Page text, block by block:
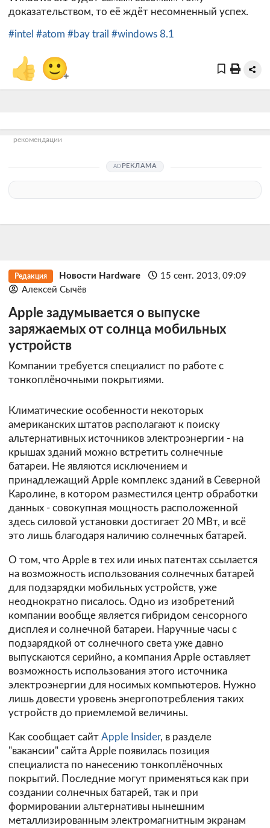
доказательством, то её ждёт несомненный успех.
#intel #atom #bay trail #windows 8.1
👍 🙂+
рекомендации
РЕКЛАМА
Редакция Новости Hardware
15 сент. 2013, 09:09
Алексей Сычёв
Apple задумывается о выпуске
заряжаемых от солнца мобильных
устройств
Компании требуется специалист по работе с
тонкоплёночными покрытиями.
Климатические особенности некоторых
американских штатов располагают к поиску
альтернативных источников электроэнергии - на
крышах зданий можно встретить солнечные
батареи. Не являются исключением и
принадлежащий Apple комплекс зданий в Северной
Каролине, в котором разместился центр обработки
данных - совокупная мощность расположенной
здесь силовой установки достигает 20 МВт, и всё
это лишь благодаря наличию солнечных батарей.
О том, что Apple в тех или иных патентах ссылается
на возможность использования солнечных батарей
для подзарядки мобильных устройств, уже
неоднократно писалось. Одно из изобретений
компании вообще является гибридом сенсорного
дисплея и солнечной батареи. Наручные часы с
подзарядкой от солнечного света уже давно
выпускаются серийно, а компания Apple оставляет
возможность использования этого источника
электроэнергии для носимых компьютеров. Нужно
лишь довести уровень энергопотребления таких
устройств до приемлемой величины.
Как сообщает сайт Apple Insider, в разделе
"вакансии" сайта Apple появилась позиция
специалиста по нанесению тонкоплёночных
покрытий. Последние могут применяться как при
создании солнечных батарей, так и при
формировании альтернативы нынешним
металлизированным электромагнитным экранам